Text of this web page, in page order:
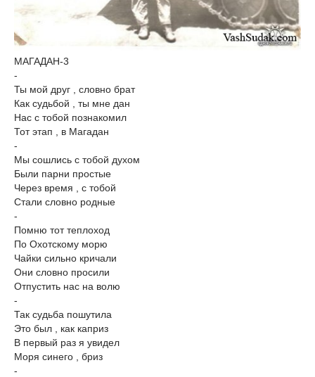
МАГАДАН-3
-
Ты мой друг , словно брат
Как судьбой , ты мне дан
Нас с тобой познакомил
Тот этап , в Магадан
-
Мы сошлись с тобой духом
Были парни простые
Через время , с тобой
Стали словно родные
-
Помню тот теплоход
По Охотскому морю
Чайки сильно кричали
Они словно просили
Отпустить нас на волю
-
Так судьба пошутила
Это был , как каприз
В первый раз я увидел
Моря синего , бриз
-